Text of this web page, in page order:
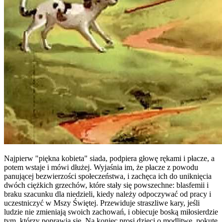
Najpierw "piękna kobieta" siada, podpiera głowę rękami i płacze, a
potem wstaje i mówi dłużej. Wyjaśnia im, że płacze z powodu
panującej bezwierzości społeczeństwa, i zachęca ich do uniknięcia
dwóch ciężkich grzechów, które stały się powszechne: blasfemii i
braku szacunku dla niedzieli, kiedy należy odpoczywać od pracy i
uczestniczyć w Mszy Świętej. Przewiduje straszliwe kary, jeśli
ludzie nie zmieniają swoich zachowań, i obiecuje boską miłosierdzie